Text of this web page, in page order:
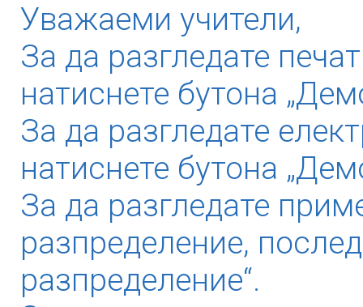
Уважаеми учители,
За да разгледате
натиснете бутона
За да разгледате
натиснете бутона
За да разгледате
разпределение,
разпределение“.